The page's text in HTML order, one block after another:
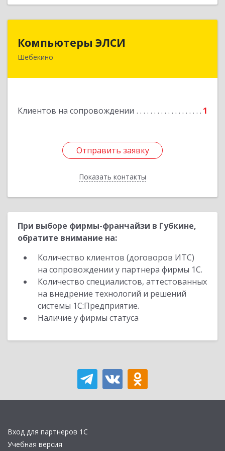
Компьютеры ЭЛСИ
Шебекино
Клиентов на сопровождении 1
Отправить заявку
Показать контакты
Отправить заявку
Назад
При выборе фирмы-франчайзи в Губкине,
обратите внимание на:
Количество клиентов (договоров ИТС)
на сопровождении у партнера фирмы 1С.
Количество специалистов, аттестованных
на внедрение технологий и решений
системы 1С:Предприятие.
Наличие у фирмы статуса
Вход для партнеров 1С
Учебная версия